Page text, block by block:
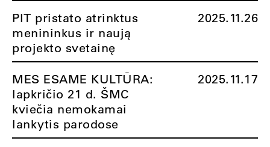
PIT pristato atrinktus
menininkus ir naują
projekto svetainę
2025.11.26
MES ESAME KULTŪRA:
lapkričio 21 d. ŠMC
kviečia nemokamai
lankytis parodose
2025.11.17